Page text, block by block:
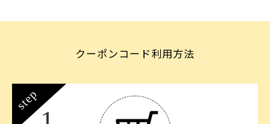
クーポンコード利用方法
step